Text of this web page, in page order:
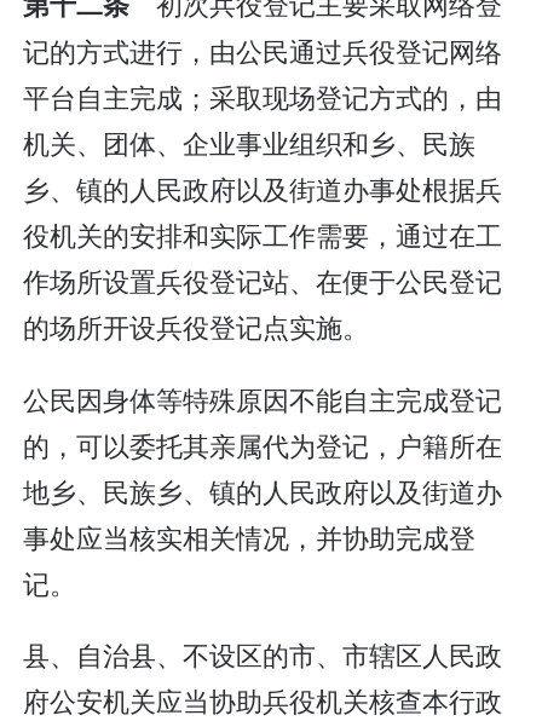
记的方式进行，由公民通过兵役登记网络
平台自主完成；采取现场登记方式的，由
机关、团体、企业事业组织和乡、民族
乡、镇的人民政府以及街道办事处根据兵
役机关的安排和实际工作需要，通过在工
作场所设置兵役登记站、在便于公民登记
的场所开设兵役登记点实施。
公民因身体等特殊原因不能自主完成登记
的，可以委托其亲属代为登记，户籍所在
地乡、民族乡、镇的人民政府以及街道办
事处应当核实相关情况，并协助完成登
记。
县、自治县、不设区的市、市辖区人民政
府公安机关应当协助兵役机关核查本行政